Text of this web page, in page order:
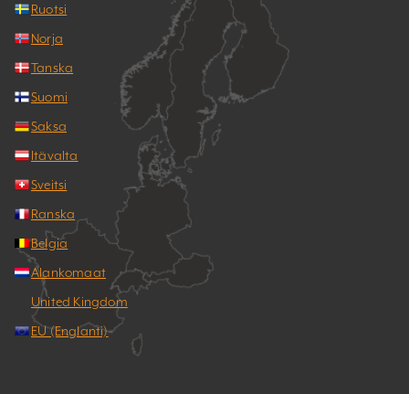
Ruotsi
Norja
Tanska
Suomi
Saksa
Itävalta
Sveitsi
Ranska
Belgia
Alankomaat
United Kingdom
EU (Englanti)